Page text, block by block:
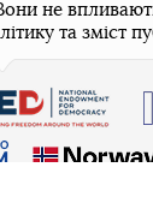
не
та зміст